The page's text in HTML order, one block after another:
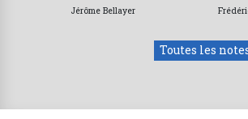
Jérôme Bellayer
Toutes les